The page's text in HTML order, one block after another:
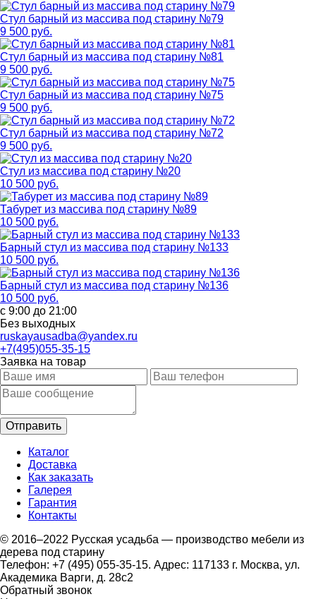
Стул барный из массива под старину №79
9 500 руб.
Стул барный из массива под старину №81
9 500 руб.
Стул барный из массива под старину №75
9 500 руб.
Стул барный из массива под старину №72
9 500 руб.
Стул из массива под старину №20
10 500 руб.
Табурет из массива под старину №89
10 500 руб.
Барный стул из массива под старину №133
10 500 руб.
Барный стул из массива под старину №136
10 500 руб.
с 9:00 до 21:00
Без выходных
ruskayausadba@yandex.ru
+7(495)055-35-15
Заявка на товар
Каталог
Доставка
Как заказать
Галерея
Гарантия
Контакты
© 2016–2022 Русская усадьба — производство мебели из
дерева под старину
Телефон: +7 (495) 055-35-15. Адрес: 117133 г. Москва, ул.
Академика Варги, д. 28с2
Обратный звонок